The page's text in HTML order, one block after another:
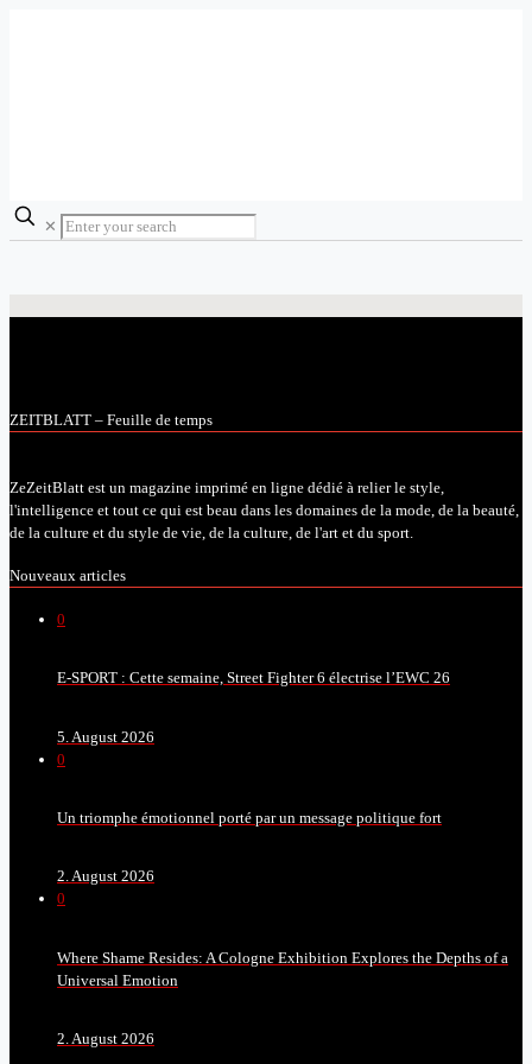
✕
ZEITBLATT – Feuille de temps
ZeZeitBlatt est un magazine imprimé en ligne dédié à relier le style,
l'intelligence et tout ce qui est beau dans les domaines de la mode, de la beauté,
de la culture et du style de vie, de la culture, de l'art et du sport.
Nouveaux articles
0
E-SPORT : Cette semaine, Street Fighter 6 électrise l’EWC 26
5. August 2026
0
Un triomphe émotionnel porté par un message politique fort
2. August 2026
0
Where Shame Resides: A Cologne Exhibition Explores the Depths of a
Universal Emotion
2. August 2026